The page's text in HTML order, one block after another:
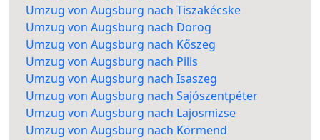
Umzug von Augsburg nach Tiszakécske
Umzug von Augsburg nach Dorog
Umzug von Augsburg nach Kőszeg
Umzug von Augsburg nach Pilis
Umzug von Augsburg nach Isaszeg
Umzug von Augsburg nach Sajószentpéter
Umzug von Augsburg nach Lajosmizse
Umzug von Augsburg nach Körmend